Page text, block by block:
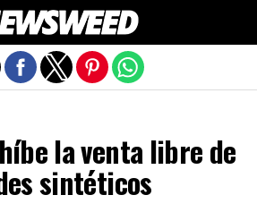
la venta libre de
sintéticos
de la versión móvil